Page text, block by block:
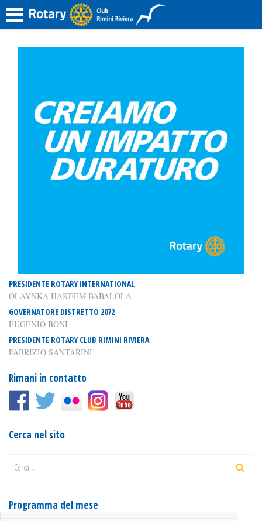
PRESIDENTE ROTARY INTERNATIONAL
OLAYNKA HAKEEM BABALOLA
GOVERNATORE DISTRETTO 2072
EUGENIO BONI
PRESIDENTE ROTARY CLUB RIMINI RIVIERA
FABRIZIO SANTARINI
Rimani in contatto
Cerca nel sito
Cerca...
Programma del mese